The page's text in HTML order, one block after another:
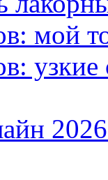
мой